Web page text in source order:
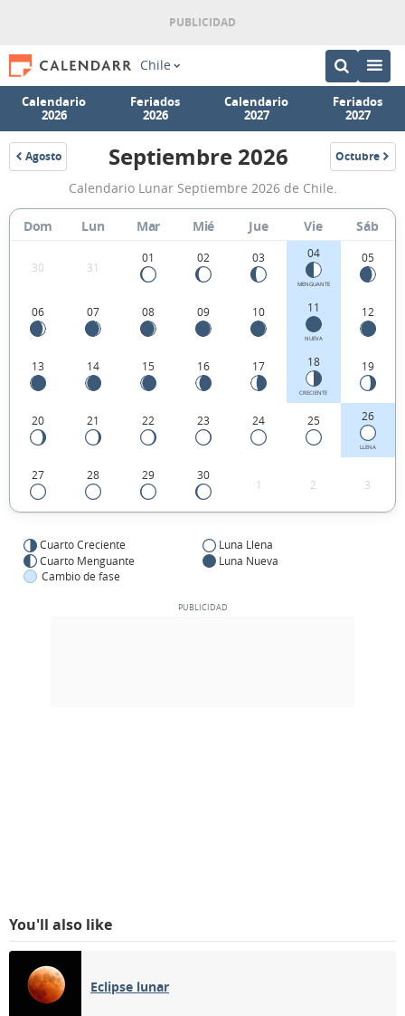
Chile
Calendario
2026
Feriados
2026
Calendario
2027
Feriados
2027
Agosto
2026
Calendario
Lunar
Septiembre
2026
de
Chile.
Septiembre 2026 Octubre
2026
Calendario Lunar Septiembre 2026 de Chile.
Dom Lun Mar Mié Jue Vie Sáb
30 31
01 02 03 04
MENGUANTE
05
06 07 08 09 10 11
NUEVA
12
13 14 15 16 17 18
CRECIENTE
19
20 21 22 23 24 25 26
LLENA
27 28 29 30
1 2 3
Cuarto Creciente
Luna Llena
Cuarto Menguante
Luna Nueva
Cambio de fase
You'll also like
Eclipse lunar